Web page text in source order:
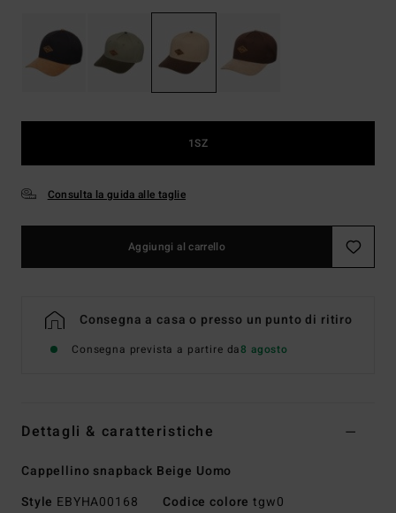
1SZ
Consulta la guida alle taglie
Aggiungi al carrello
Consegna a casa o presso un punto di ritiro
Consegna prevista a partire da8 agosto
Dettagli & caratteristiche
Cappellino snapback Beige Uomo
Style EBYHA00168 Codice colore tgw0